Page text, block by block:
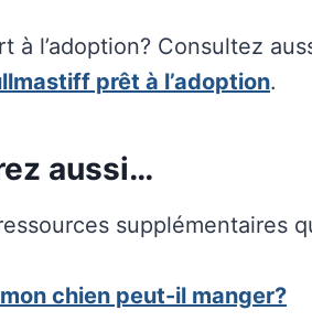
à l’adoption? Consultez
prêt à l’adoption.
aussi…
supplémentaires
chien peut-il manger?